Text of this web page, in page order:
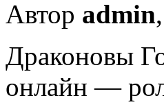
Автор admin
Драконовы
онлайн —